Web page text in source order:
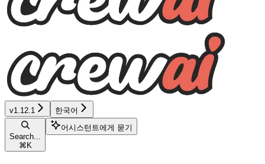
v1.12.1 한국어
Search...
⌘ K
어시스턴트에게 묻기